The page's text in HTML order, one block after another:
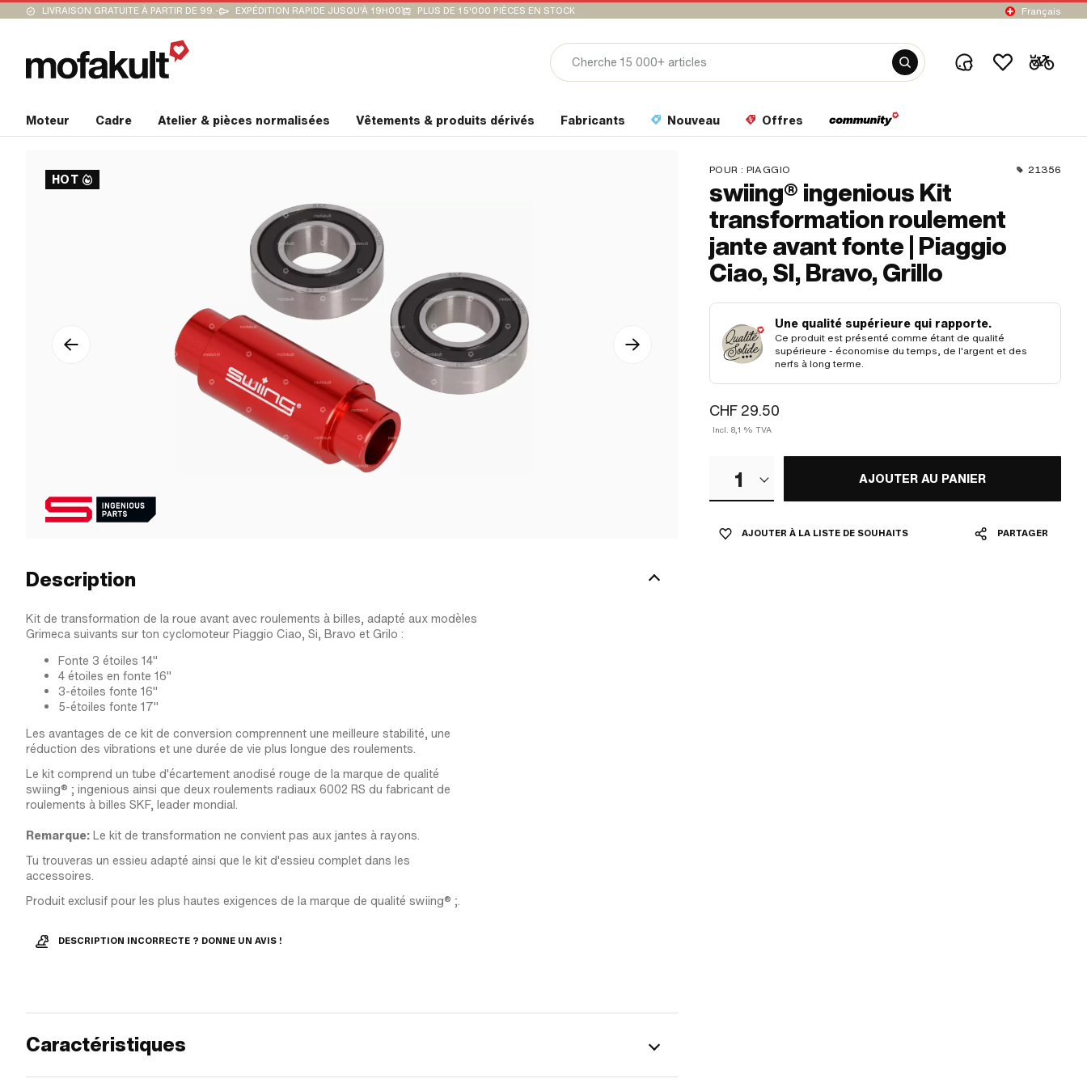
LIVRAISON GRATUITE À PARTIR DE 99.- EXPÉDITION RAPIDE JUSQU'À 19H00 PLUS DE 15'000 PIÈCES EN STOCK Français
Moteur Cadre Atelier & pièces normalisées Vêtements & produits dérivés Fabricants Nouveau Offres
HOT
POUR : PIAGGIO 21356
swiing® ingenious Kit
transformation roulement
jante avant fonte | Piaggio
Ciao, SI, Bravo, Grillo
Une qualité supérieure qui rapporte.
Ce produit est présenté comme étant de qualité
supérieure - économise du temps, de l'argent et des
nerfs à long terme.
CHF 29.50
Incl. 8,1 % TVA
1 AJOUTER AU PANIER
AJOUTER À LA LISTE DE SOUHAITS PARTAGER
Description
Kit de transformation de la roue avant avec roulements à billes, adapté aux modèles
Grimeca suivants sur ton cyclomoteur Piaggio Ciao, Si, Bravo et Grilo :
Fonte 3 étoiles 14"
4 étoiles en fonte 16"
3-étoiles fonte 16"
5-étoiles fonte 17"
Les avantages de ce kit de conversion comprennent une meilleure stabilité, une
réduction des vibrations et une durée de vie plus longue des roulements.
Le kit comprend un tube d'écartement anodisé rouge de la marque de qualité
swiing® ; ingenious ainsi que deux roulements radiaux 6002 RS du fabricant de
roulements à billes SKF, leader mondial.
Remarque: Le kit de transformation ne convient pas aux jantes à rayons.
Tu trouveras un essieu adapté ainsi que le kit d'essieu complet dans les
accessoires.
Produit exclusif pour les plus hautes exigences de la marque de qualité swiing® ;.
DESCRIPTION INCORRECTE ? DONNE UN AVIS !
Caractéristiques